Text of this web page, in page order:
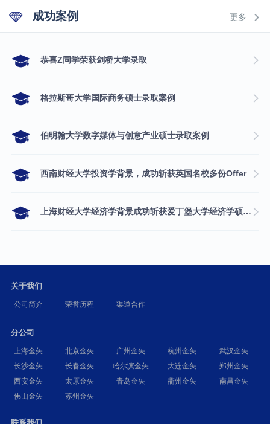
成功案例 更多
​恭喜Z同学荣获剑桥大学录取
格拉斯哥大学国际商务硕士录取案例
伯明翰大学数字媒体与创意产业硕士录取案例
西南财经大学投资学背景，成功斩获英国名校多份Offer
上海财经大学经济学背景成功斩获爱丁堡大学经济学硕士录取
关于我们
公司简介 荣誉历程 渠道合作
分公司
上海金矢 北京金矢 广州金矢 杭州金矢
武汉金矢
长沙金矢
长春金矢 哈尔滨金矢 大连金矢
郑州金矢
西安金矢
太原金矢 青岛金矢 衢州金矢
南昌金矢
佛山金矢
苏州金矢